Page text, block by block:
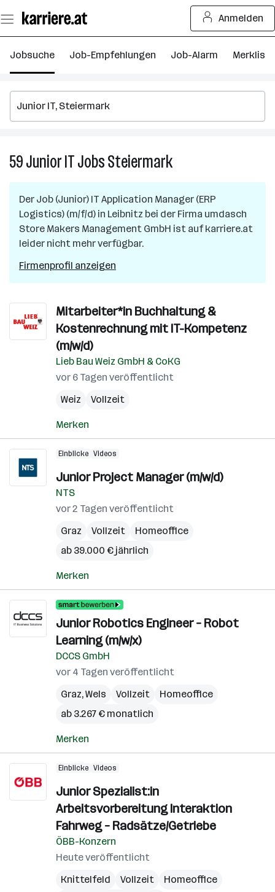
Seiteninhalt
springen
Anmelden
Jobsuche Job-Empfehlungen Job-Alarm Merkliste
59Junior ITJobsSteiermark59
Jobs
in
Steiermark
Der Job (Junior) IT Application Manager (ERP
Logistics) (m/f/d) in Leibnitz bei der Firma umdasch
Store Makers Management GmbH ist auf karriere.at
leider nicht mehr verfügbar.
Firmenprofil anzeigen
Mitarbeiter*in Buchhaltung &
Kostenrechnung mit IT-Kompetenz
(m/w/d)
Lieb Bau Weiz GmbH & CoKG
vor 6 Tagen veröffentlicht
Weiz
Vollzeit
Merken
Einblicke Videos
Junior Project Manager (m/w/d)
NTS
vor 2 Tagen veröffentlicht
Graz
Vollzeit
Homeoffice
ab 39.000 € jährlich
Merken
Junior Robotics Engineer – Robot
Learning (m/w/x)
DCCS GmbH
vor 4 Tagen veröffentlicht
Graz,Wels Vollzeit
Homeoffice
ab 3.267 € monatlich
Merken
Einblicke Videos
Junior Spezialist:in
Arbeitsvorbereitung Interaktion
Fahrweg – Radsätze/Getriebe
ÖBB-Konzern
Heute veröffentlicht
Knittelfeld
Vollzeit
Homeoffice